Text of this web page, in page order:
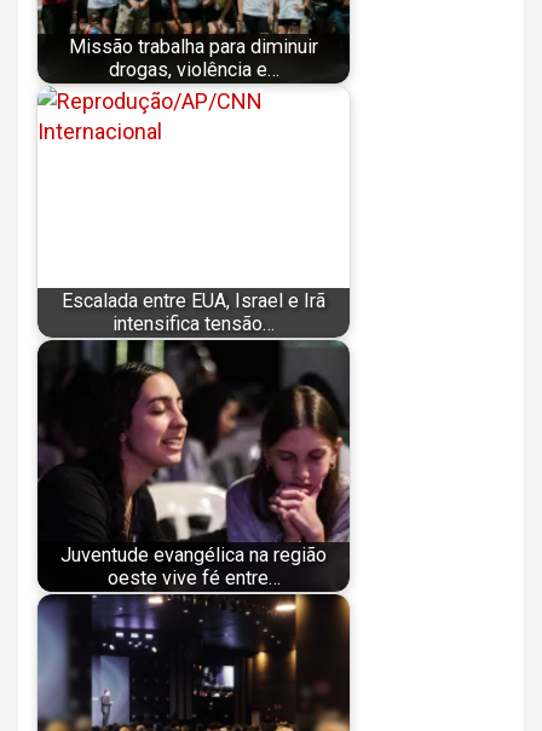
Missão trabalha para diminuir
drogas, violência e…
Escalada entre EUA, Israel e Irã
intensifica tensão…
Juventude evangélica na região
oeste vive fé entre…